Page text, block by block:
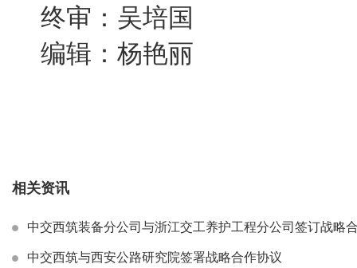
终审：吴培国
编辑：杨艳丽
相关资讯
中交西筑装备分公司与浙江交工养护工程分公司签订战略
中交西筑与西安公路研究院签署战略合作协议